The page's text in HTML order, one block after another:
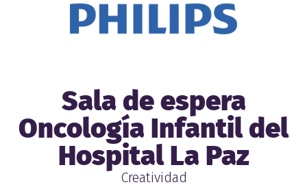
Sala de espera
Oncología Infantil del
Hospital La Paz
Creatividad